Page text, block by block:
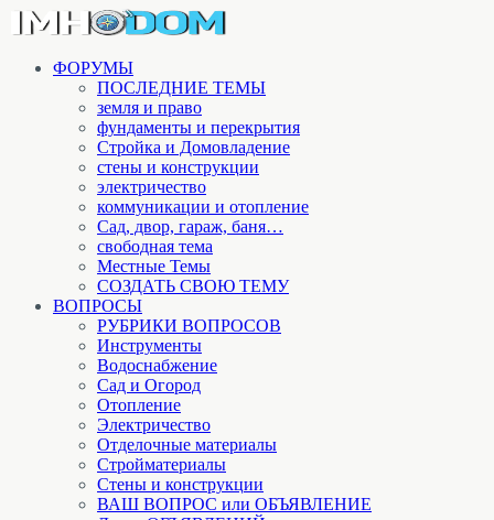
ФОРУМЫ
ПОСЛЕДНИЕ ТЕМЫ
земля и право
фундаменты и перекрытия
Стройка и Домовладение
стены и конструкции
электричество
коммуникации и отопление
Cад, двор, гараж, баня…
свободная тема
Местные Темы
СОЗДАТЬ СВОЮ ТЕМУ
ВОПРОСЫ
РУБРИКИ ВОПРОСОВ
Инструменты
Водоснабжение
Сад и Огород
Отопление
Электричество
Отделочные материалы
Стройматериалы
Стены и конструкции
ВАШ ВОПРОС или ОБЪЯВЛЕНИЕ